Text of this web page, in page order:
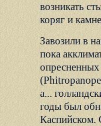
возникать
коряг и
Завозили в
пока
а...
годы был
Каспийском.